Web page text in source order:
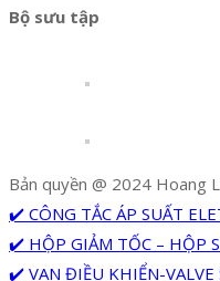
Bộ sưu tập
Bản quyền @ 2024 Hoang
✔️ CÔNG TẮC ÁP SUẤT
✔️ HỘP GIẢM TỐC – HỘP
✔️ VAN ĐIỀU KHIỂN-VALVE